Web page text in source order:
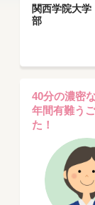
関西学院大学
部
40分の濃密
年間有難う
た！